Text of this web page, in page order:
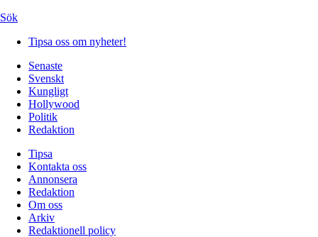
Sök
Tipsa oss om nyheter!
Senaste
Svenskt
Kungligt
Hollywood
Politik
Redaktion
Tipsa
Kontakta oss
Annonsera
Redaktion
Om oss
Arkiv
Redaktionell policy